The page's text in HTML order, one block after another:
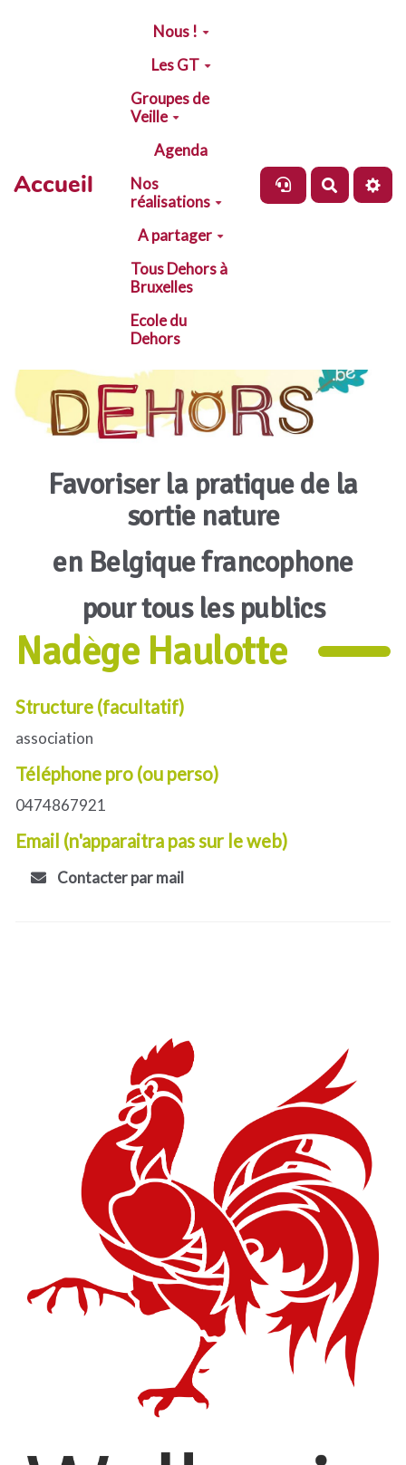
Aller au contenu principal
Accueil
Nous !
Les GT
Groupes de
Veille
Agenda
Nos
réalisations
A partager
Tous Dehors à
Bruxelles
Ecole du
Dehors
Favoriser la pratique de la
sortie nature
en Belgique francophone
pour tous les publics
Nadège Haulotte
Structure (facultatif)
association
Téléphone pro (ou perso)
0474867921
Email (n'apparaitra pas sur le web)
Contacter par mail